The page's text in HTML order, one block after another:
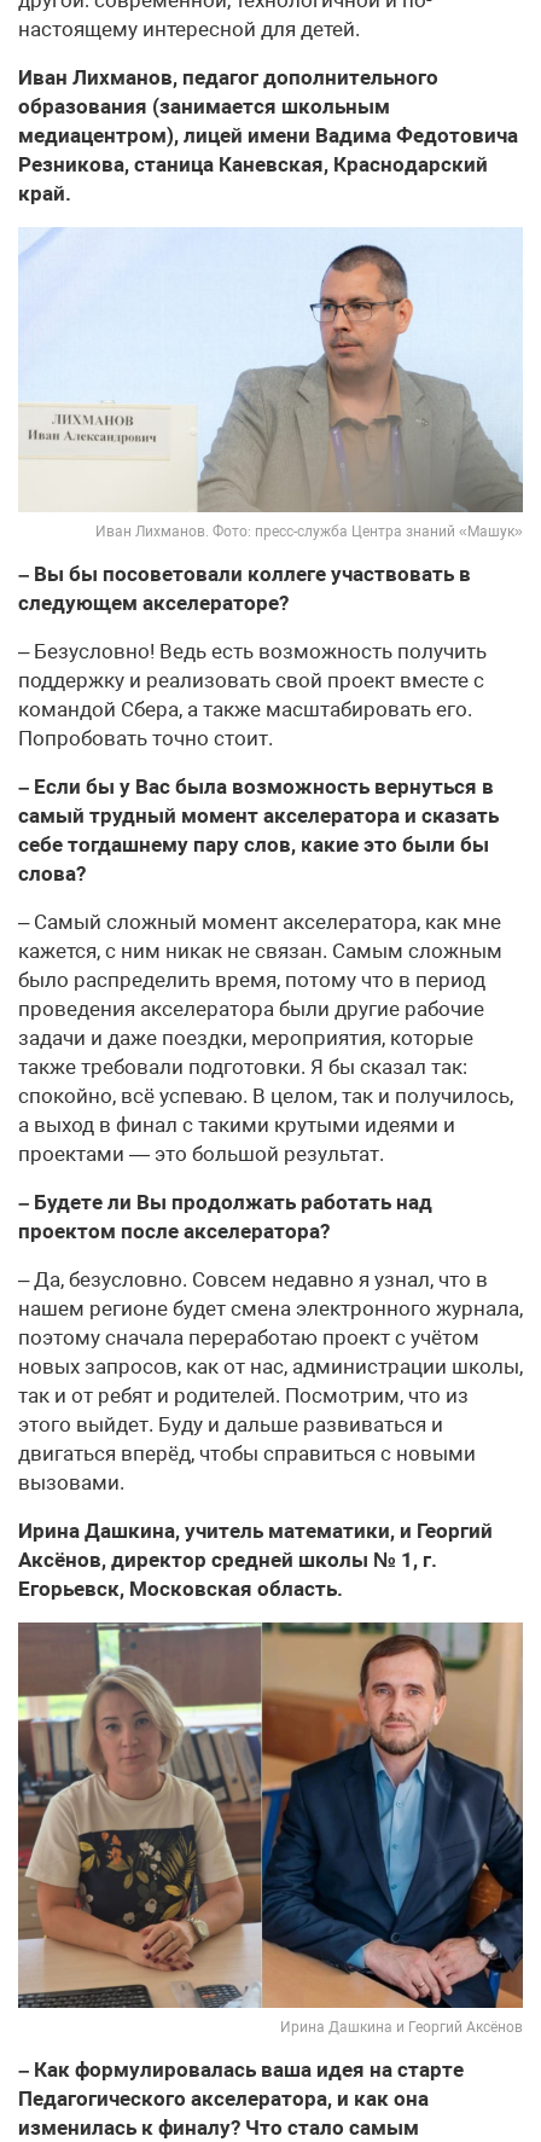
настоящему интересной для детей.
Иван Лихманов, педагог дополнительного
образования (занимается школьным
медиацентром), лицей имени Вадима Федотовича
Резникова, станица Каневская, Краснодарский
край.
Иван Лихманов. Фото: пресс-служба Центра знаний «Машук»
– Вы бы посоветовали коллеге участвовать в
следующем акселераторе?
– Безусловно! Ведь есть возможность получить
поддержку и реализовать свой проект вместе с
командой Сбера, а также масштабировать его.
Попробовать точно стоит.
– Если бы у Вас была возможность вернуться в
самый трудный момент акселератора и сказать
себе тогдашнему пару слов, какие это были бы
слова?
– Самый сложный момент акселератора, как мне
кажется, с ним никак не связан. Самым сложным
было распределить время, потому что в период
проведения акселератора были другие рабочие
задачи и даже поездки, мероприятия, которые
также требовали подготовки. Я бы сказал так:
спокойно, всё успеваю. В целом, так и получилось,
а выход в финал с такими крутыми идеями и
проектами — это большой результат.
– Будете ли Вы продолжать работать над
проектом после акселератора?
– Да, безусловно. Совсем недавно я узнал, что в
нашем регионе будет смена электронного журнала,
поэтому сначала переработаю проект с учётом
новых запросов, как от нас, администрации школы,
так и от ребят и родителей. Посмотрим, что из
этого выйдет. Буду и дальше развиваться и
двигаться вперёд, чтобы справиться с новыми
вызовами.
Ирина Дашкина, учитель математики, и Георгий
Аксёнов, директор средней школы № 1, г.
Егорьевск, Московская область.
Ирина Дашкина и Георгий Аксёнов
– Как формулировалась ваша идея на старте
Педагогического акселератора, и как она
изменилась к финалу? Что стало самым